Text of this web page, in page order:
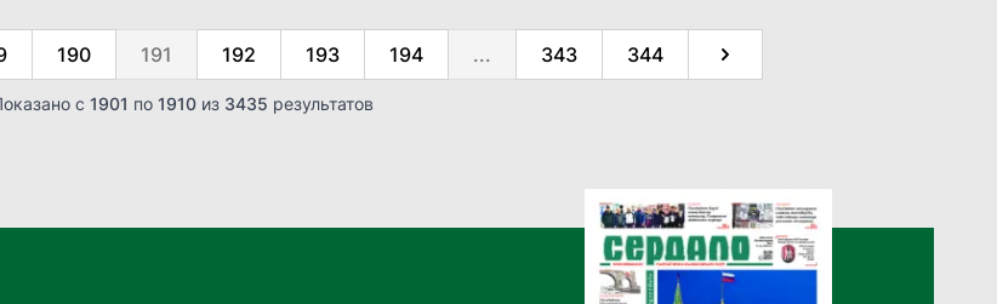
190 191 192 193 194 ... 343 344
с 1901 по 1910из 3435 результатов